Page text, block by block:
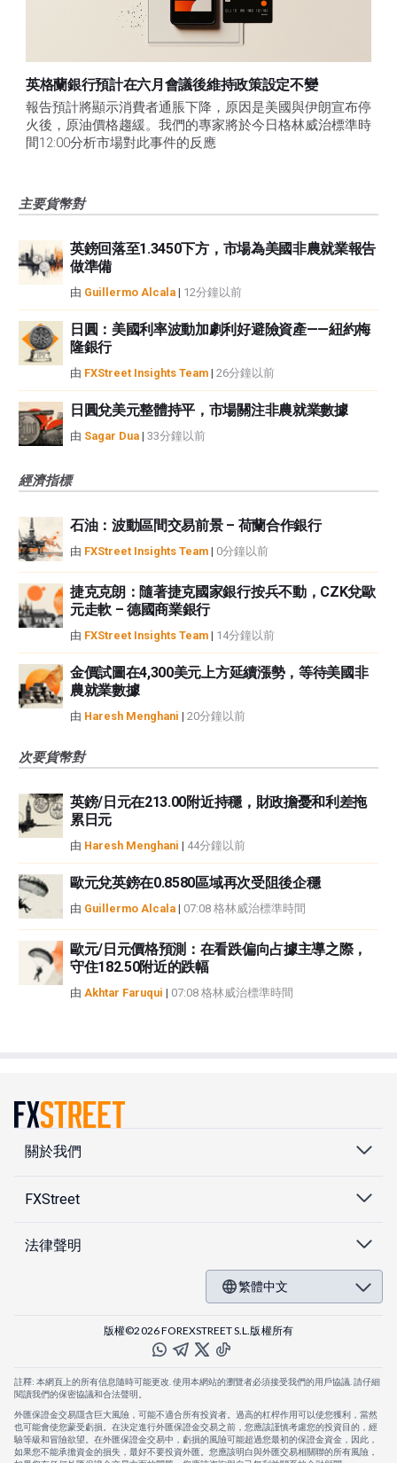
英格蘭銀行預計在六月會議後維持政策設定不變
報告預計將顯示消費者通脹下降，原因是美國與伊朗宣布停
火後，原油價格趨緩。我們的專家將於今日格林威治標準時
間12:00分析市場對此事件的反應
主要貨幣對
英鎊回落至1.3450下方，市場為美國非農就業報告
做準備
由 Guillermo Alcala | 12分鐘以前
日圓：美國利率波動加劇利好避險資產——紐約梅
隆銀行
由 FXStreet Insights Team | 26分鐘以前
日圓兌美元整體持平，市場關注非農就業數據
由 Sagar Dua | 33分鐘以前
經濟指標
石油：波動區間交易前景 – 荷蘭合作銀行
由 FXStreet Insights Team | 0分鐘以前
捷克克朗：隨著捷克國家銀行按兵不動，CZK兌歐
元走軟 – 德國商業銀行
由 FXStreet Insights Team | 14分鐘以前
金價試圖在4,300美元上方延續漲勢，等待美國非
農就業數據
由 Haresh Menghani | 20分鐘以前
次要貨幣對
英鎊/日元在213.00附近持穩，財政擔憂和利差拖
累日元
由 Haresh Menghani | 44分鐘以前
歐元兌英鎊在0.8580區域再次受阻後企穩
由 Guillermo Alcala | 07:08 格林威治標準時間
歐元/日元價格預測：在看跌偏向占據主導之際，
守住182.50附近的跌幅
由 Akhtar Faruqui | 07:08 格林威治標準時間
關於我們
FXStreet
法律聲明
繁體中文
版權©2026 FOREXSTREET S.L.版權所有
註釋: 本網頁上的所有信息隨時可能更改. 使用本網站的瀏覽者必須接受我們的用戶協議. 請仔細
閱讀我們的保密協議和合法聲明。
外匯保證金交易隱含巨大風險，可能不適合所有投資者。過高的杠桿作用可以使您獲利，當然
也可能會使您蒙受虧損。在決定進行外匯保證金交易之前，您應該謹慎考慮您的投資目的，經
驗等級和冒險欲望。在外匯保證金交易中，虧損的風險可能超過您最初的保證金資金，因此，
如果您不能承擔資金的損失，最好不要投資外匯。您應該明白與外匯交易相關聯的所有風險，